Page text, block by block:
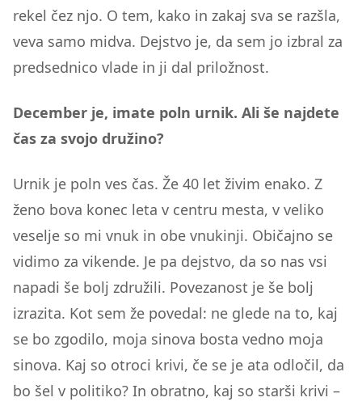
rekel čez njo. O tem, kako in zakaj sva se razšla,
veva samo midva. Dejstvo je, da sem jo izbral za
predsednico vlade in ji dal priložnost.
December je, imate poln urnik. Ali še najdete
čas za svojo družino?
Urnik je poln ves čas. Že 40 let živim enako. Z
ženo bova konec leta v centru mesta, v veliko
veselje so mi vnuk in obe vnukinji. Običajno se
vidimo za vikende. Je pa dejstvo, da so nas vsi
napadi še bolj združili. Povezanost je še bolj
izrazita. Kot sem že povedal: ne glede na to, kaj
se bo zgodilo, moja sinova bosta vedno moja
sinova. Kaj so otroci krivi, če se je ata odločil, da
bo šel v politiko? In obratno, kaj so starši krivi –